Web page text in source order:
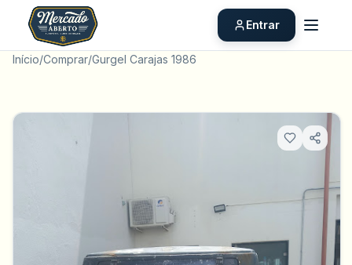
Entrar
Início/Comprar/Gurgel Carajas 1986